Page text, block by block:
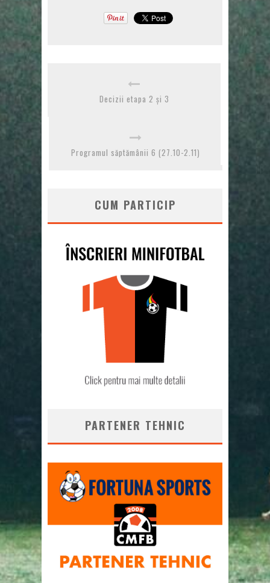
Decizii etapa 2 și 3
Programul săptămânii 6 (27.10-2.11)
CUM PARTICIP
PARTENER TEHNIC